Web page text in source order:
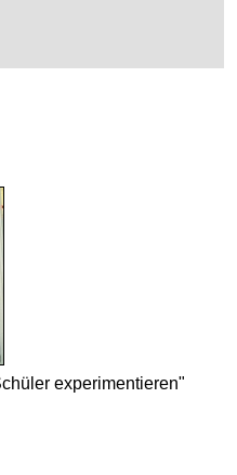
expe­ri­men­tieren"